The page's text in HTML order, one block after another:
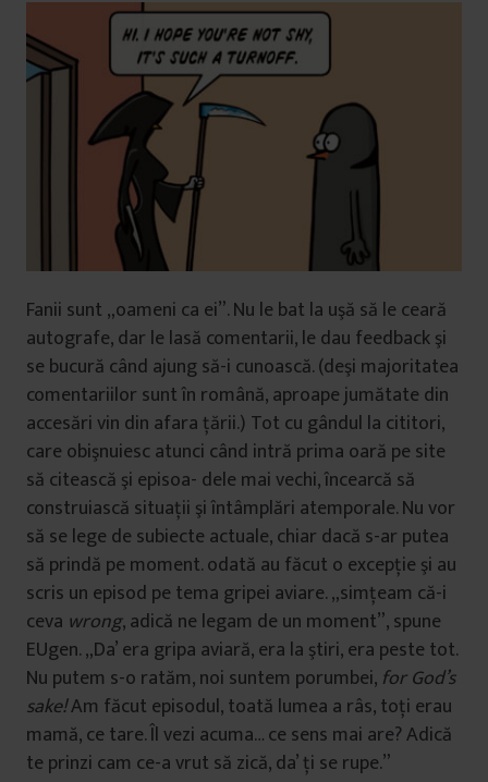
Fanii sunt „oameni ca ei”. Nu le bat la uşă să le ceară
autografe, dar le lasă comentarii, le dau feedback şi
se bucură când ajung să-i cunoască. (deşi majoritatea
comentariilor sunt în română, aproape jumătate din
accesări vin din afara ţării.) Tot cu gândul la cititori,
care obişnuiesc atunci când intră prima oară pe site
să citească şi episoa- dele mai vechi, încearcă să
construiască situaţii şi întâmplări atemporale. Nu vor
să se lege de subiecte actuale, chiar dacă s-ar putea
să prindă pe moment. odată au făcut o excepţie şi au
scris un episod pe tema gripei aviare. „simţeam că-i
ceva wrong, adică ne legam de un moment”, spune
EUgen. „Da’ era gripa aviară, era la ştiri, era peste tot.
Nu putem s-o ratăm, noi suntem porumbei, for God’s
sake!Am făcut episodul, toată lumea a râs, toţi erau
mamă, ce tare. Îl vezi acuma… ce sens mai are? Adică
te prinzi cam ce-a vrut să zică, da’ ţi se rupe.”